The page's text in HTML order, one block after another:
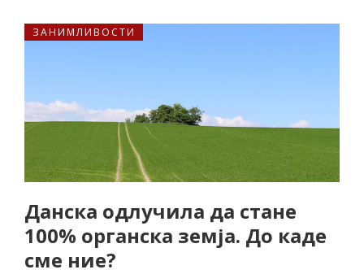
ЗАНИМЛИВОСТИ
Данска одлучила да стане
100% органска земја. До каде
сме ние?